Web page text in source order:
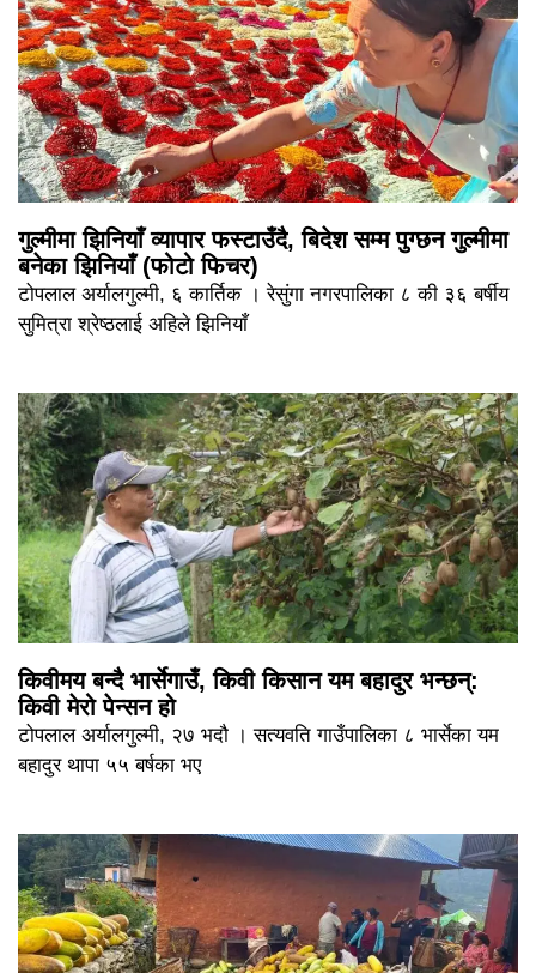
गुल्मीमा झिनियाँ व्यापार फस्टाउँदै, बिदेश सम्म पुग्छन गुल्मीमा
बनेका झिनियाँ (फोटो फिचर)
टोपलाल अर्यालगुल्मी, ६ कार्तिक । रेसुंगा नगरपालिका ८ की ३६ बर्षीय
सुमित्रा श्रेष्ठलाई अहिले झिनियाँ
किवीमय बन्दै भार्सेगाउँ, किवी किसान यम बहादुर भन्छन्:
किवी मेरो पेन्सन हो
टोपलाल अर्यालगुल्मी, २७ भदौ । सत्यवति गाउँपालिका ८ भार्सेका यम
बहादुर थापा ५५ बर्षका भए